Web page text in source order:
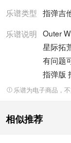
乐谱类型
指弹吉
乐谱说明 Outer
星际拓
有问题
指弹版
乐谱为电子商品，
相似推荐